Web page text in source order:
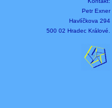
Petr Exner
Havlíčkova 294
500 02 Hradec Králové.